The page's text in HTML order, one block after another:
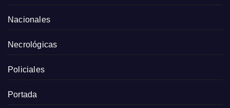
Nacionales
Necrológicas
Policiales
Portada